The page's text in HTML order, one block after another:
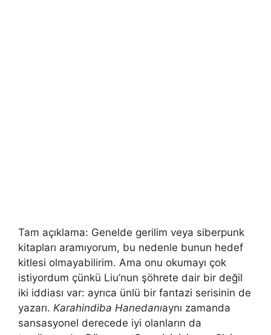
Tam açıklama: Genelde gerilim veya siberpunk
kitapları aramıyorum, bu nedenle bunun hedef
kitlesi olmayabilirim. Ama onu okumayı çok
istiyordum çünkü Liu’nun şöhrete dair bir değil
iki iddiası var: ayrıca ünlü bir fantazi serisinin de
yazarı. Karahindiba Hanedanıaynı zamanda
sansasyonel derecede iyi olanların da